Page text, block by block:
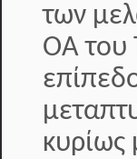
των
ΟΑ του
κυρίως